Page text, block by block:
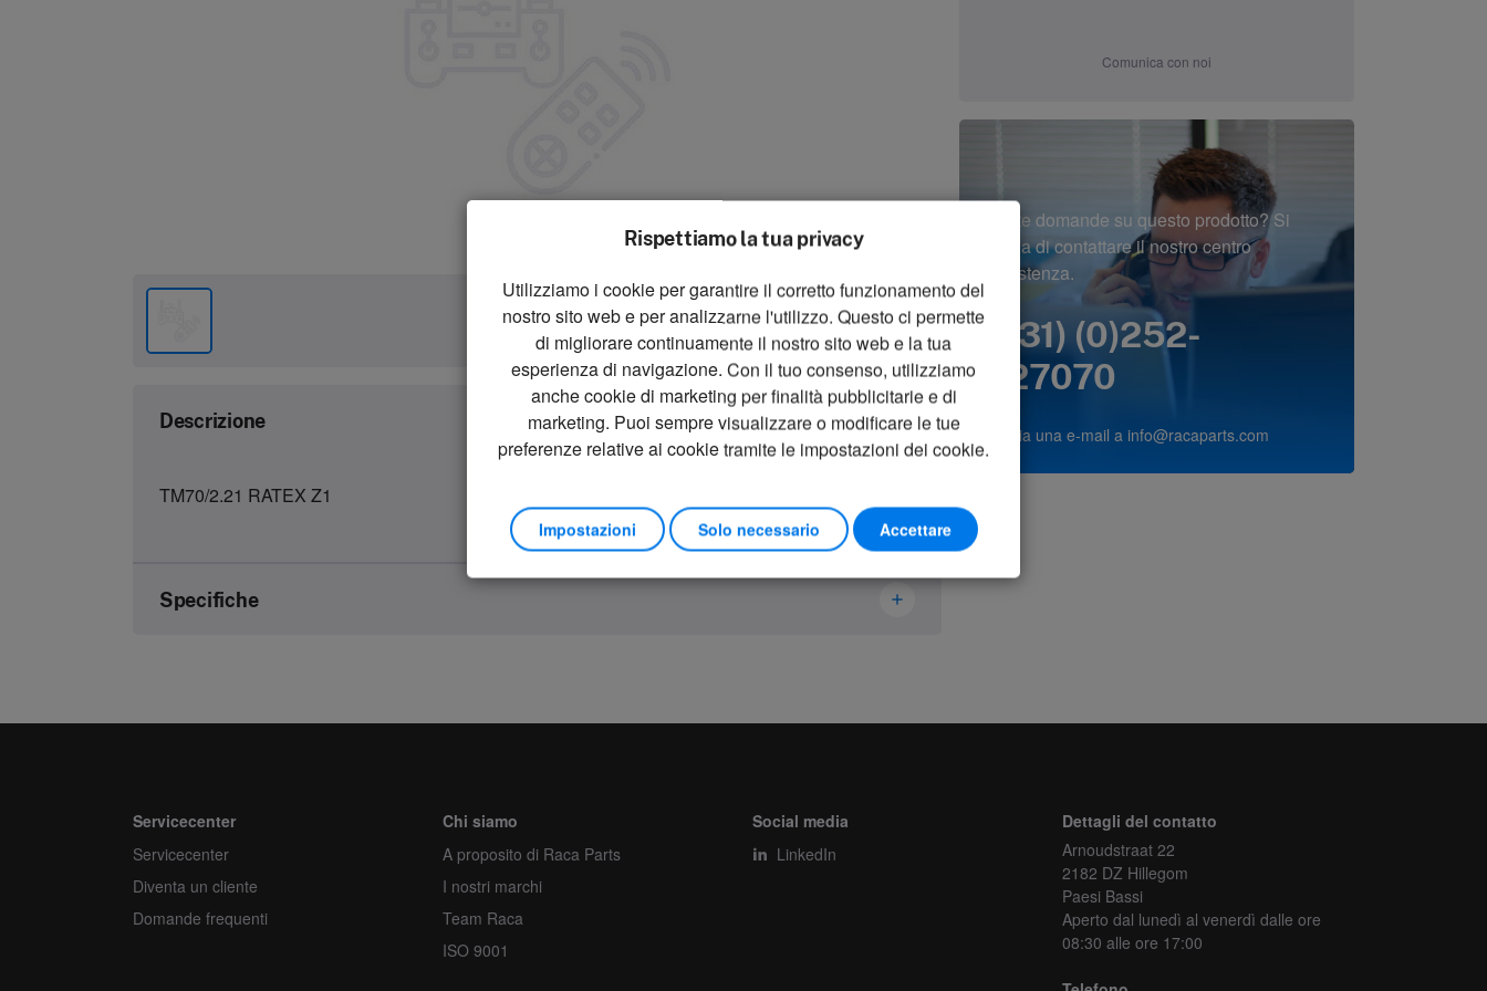
zoom_in
Zoom
Descrizione
TM70/2.21 RATEX Z1
Specifiche
Numero dell'articolo
3302292
Unità
Quantità minima d'ordine
1
Ordina più
1
Comunica con noi
Avete domande su questo prodotto? Si
prega di contattare il nostro centro
assistenza.
(+31) (0)252-
227070
o invia una e-mail a info@racaparts.com
Rispettiamo la tua privacy
Utilizziamo i cookie per garantire il corretto funzionamento del
nostro sito web e per analizzarne l'utilizzo. Questo ci permette
di migliorare continuamente il nostro sito web e la tua
esperienza di navigazione. Con il tuo consenso, utilizziamo
anche cookie di marketing per finalità pubblicitarie e di
marketing. Puoi sempre visualizzare o modificare le tue
preferenze relative ai cookie tramite le impostazioni dei cookie.
Impostazioni Solo necessario Accettare
Servicecenter
Servicecenter
Diventa un cliente
Domande frequenti
Chi siamo
A proposito di Raca Parts
I nostri marchi
Team Raca
ISO 9001
Social media
LinkedIn
Dettagli del contatto
Arnoudstraat 22
2182 DZ Hillegom
Paesi Bassi
Aperto dal lunedì al venerdì dalle ore
08:30 alle ore 17:00